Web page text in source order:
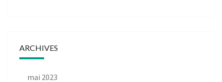
ARCHIVES
mai 2023